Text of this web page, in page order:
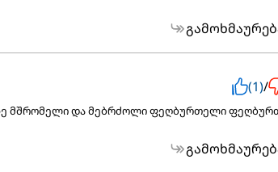
(1)/
მშრომელი და მებრძოლი ფეღბურთელი